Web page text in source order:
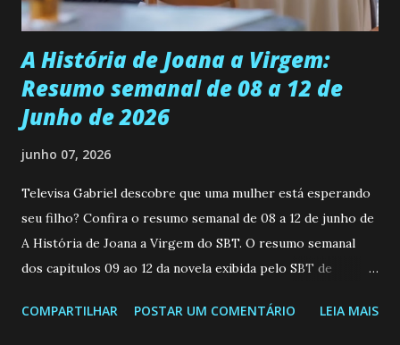
Durante um exame ginecológico, ela é inseminada por eng...
A História de Joana a Virgem:
Resumo semanal de 08 a 12 de
Junho de 2026
junho 07, 2026
Televisa Gabriel descobre que uma mulher está esperando
seu filho? Confira o resumo semanal de 08 a 12 de junho de
A História de Joana a Virgem do SBT. O resumo semanal
dos capitulos 09 ao 12 da novela exibida pelo SBT de
a Programação Semanal do SBT de 08/06/26 a 14/06/26
COMPARTILHAR POSTAR UM COMENTÁRIO LEIA MAIS